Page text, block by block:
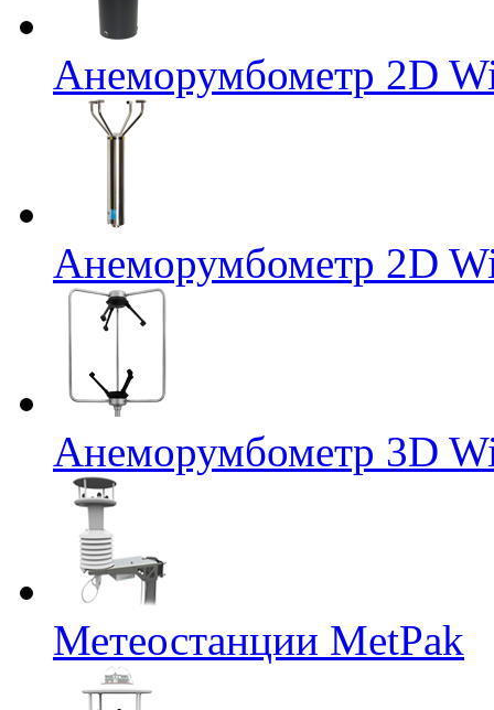
Анеморумбометр 2D
Анеморумбометр 2D
Анеморумбометр 3D
Метеостанции MetPak